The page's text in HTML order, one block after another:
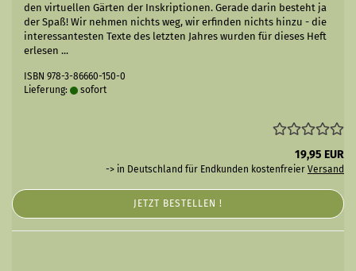
den virtuellen Gärten der Inskriptionen. Gerade darin besteht ja
der Spaß! Wir nehmen nichts weg, wir erfinden nichts hinzu - die
interessantesten Texte des letzten Jahres wurden für dieses Heft
erlesen ...
ISBN 978-3-86660-150-0
Lieferung:
sofort
19,95 EUR
-> in Deutschland für Endkunden kostenfreier Versand
JETZT BESTELLEN !